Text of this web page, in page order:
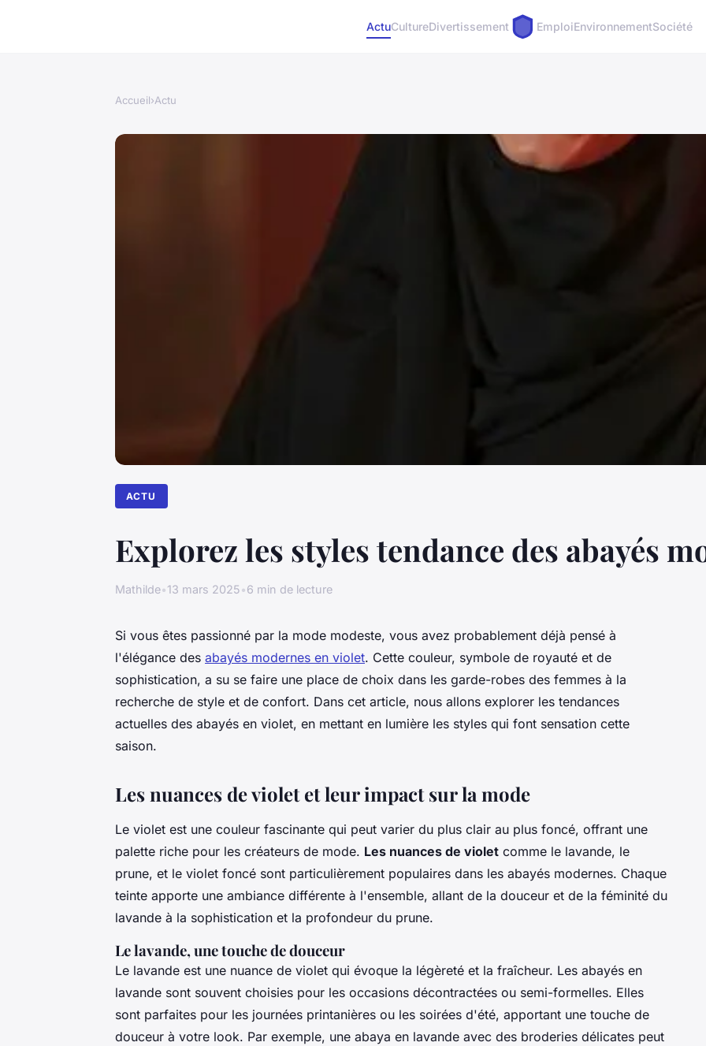
ActuCultureDivertissement EmploiEnvironnementSociété
Accueil›Actu
ACTU
Explorez les styles tendance des abayés
Mathilde•13 mars 2025•6 min de lecture
Si vous êtes passionné par la mode modeste, vous avez probablement déjà pensé à
l'élégance des abayés modernes en violet. Cette couleur, symbole de royauté et de
sophistication, a su se faire une place de choix dans les garde-robes des femmes à la
recherche de style et de confort. Dans cet article, nous allons explorer les tendances
actuelles des abayés en violet, en mettant en lumière les styles qui font sensation cette
saison.
Les nuances de violet et leur impact sur la mode
Le violet est une couleur fascinante qui peut varier du plus clair au plus foncé, offrant une
palette riche pour les créateurs de mode. Les nuances de violet comme le lavande, le
prune, et le violet foncé sont particulièrement populaires dans les abayés modernes. Chaque
teinte apporte une ambiance différente à l'ensemble, allant de la douceur et de la féminité du
lavande à la sophistication et la profondeur du prune.
Le lavande, une touche de douceur
Le lavande est une nuance de violet qui évoque la légèreté et la fraîcheur. Les abayés en
lavande sont souvent choisies pour les occasions décontractées ou semi-formelles. Elles
sont parfaites pour les journées printanières ou les soirées d'été, apportant une touche de
douceur à votre look. Par exemple, une abaya en lavande avec des broderies délicates peut